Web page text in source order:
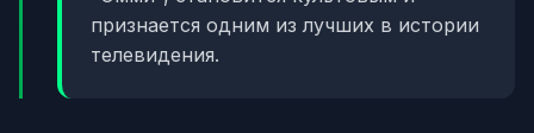
признается одним из лучших в истории
телевидения.